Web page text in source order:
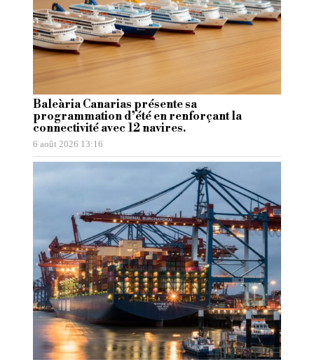
Baleària Canarias présente sa
programmation d’été en renforçant la
connectivité avec 12 navires.
6 août 2026 13:16